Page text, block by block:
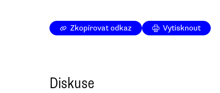
Zkopírovat odkaz Vytisknout
Diskuse